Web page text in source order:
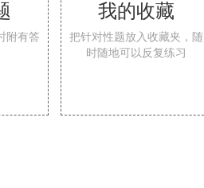
附有答
我的收藏
把针对性题放入收藏夹，随
时随地可以反复练习